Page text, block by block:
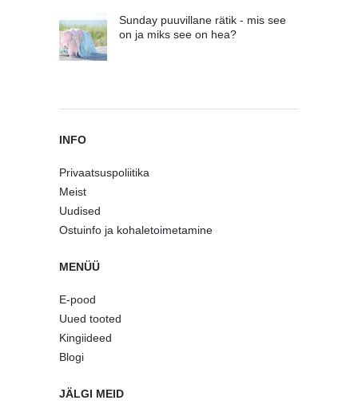
Sunday puuvillane rätik - mis see
on ja miks see on hea?
INFO
Privaatsuspoliitika
Meist
Uudised
Ostuinfo ja kohaletoimetamine
MENÜÜ
E-pood
Uued tooted
Kingiideed
Blogi
JÄLGI MEID